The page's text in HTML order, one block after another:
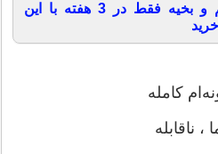
کاهش چشمگیر جای زخم و بخیه فقط در 3 هفته با این
کامله
، ناقابله